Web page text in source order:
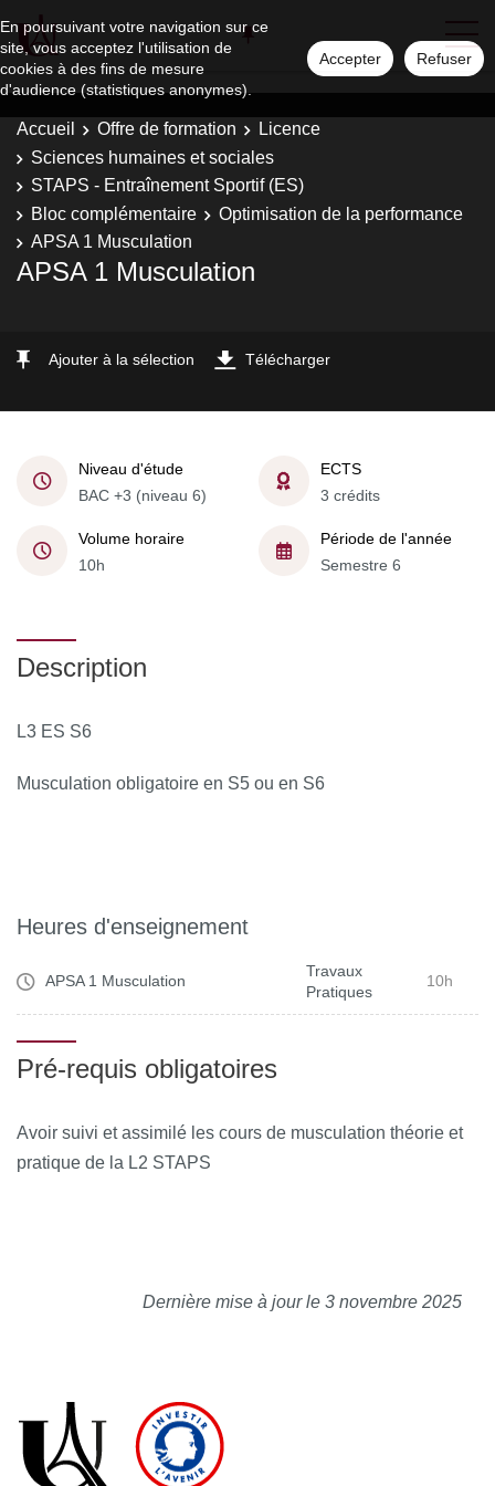
En poursuivant votre navigation sur ce
site, vous acceptez l'utilisation de
cookies à des fins de mesure
d'audience (statistiques anonymes).
Accepter Refuser
Accueil Offre de formation
Licence
Sciences humaines et sociales
STAPS - Entraînement Sportif (ES)
Bloc complémentaire
Optimisation de la performance
APSA 1 Musculation
APSA 1 Musculation
Ajouter à la sélection Télécharger
Niveau d'étude
BAC +3 (niveau 6)
ECTS
3 crédits
Volume horaire
10h
Période de l'année
Semestre 6
Description
L3 ES S6
Musculation obligatoire en S5 ou en S6
Heures d'enseignement
APSA 1 Musculation
Travaux
Pratiques
10h
Pré-requis obligatoires
Avoir suivi et assimilé les cours de musculation théorie et
pratique de la L2 STAPS
Dernière mise à jour le 3 novembre 2025